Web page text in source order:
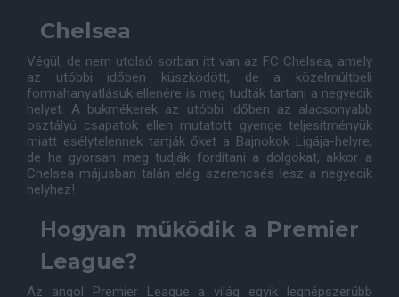
Chelsea
Végül, de nem utolsó sorban itt van az FC Chelsea, amely
az utóbbi időben küszködött, de a közelmúltbeli
formahanyatlásuk ellenére is meg tudták tartani a negyedik
helyet. A bukmékerek az utóbbi időben az alacsonyabb
osztályú csapatok ellen mutatott gyenge teljesítményük
miatt esélytelennek tartják őket a Bajnokok Ligája-helyre,
de ha gyorsan meg tudják fordítani a dolgokat, akkor a
Chelsea májusban talán elég szerencsés lesz a negyedik
helyhez!
Hogyan működik a Premier
League?
Az angol Premier League a világ egyik legnépszerűbb